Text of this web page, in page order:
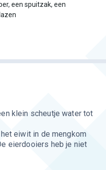
een spuitzak, een
klein scheutje water tot
eiwit in de mengkom
eierdooiers heb je niet